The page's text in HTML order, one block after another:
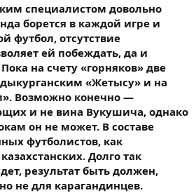
специалистом довольно
борется в каждой игре и
футбол, отсутствие
ей побеждать, да и
на счету «горняков» две
«Жетысу» и на
Возможно конечно —
и не вина Вукушича, однако
он не может. В составе
футболистов, как
Долго так
результат быть должен,
не для карагандинцев.